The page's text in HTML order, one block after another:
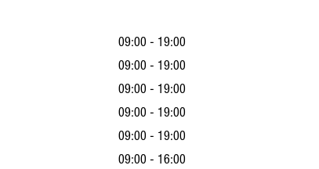
09:00 - 19:00
09:00 - 19:00
09:00 - 19:00
09:00 - 19:00
09:00 - 19:00
09:00 - 16:00